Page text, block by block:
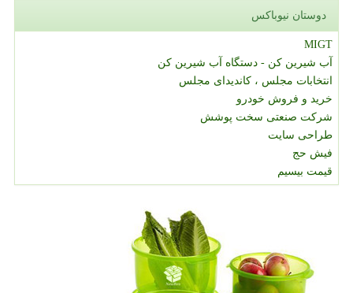
دوستان نیوباکس
MIGT
آب شیرین کن - دستگاه آب شیرین کن
انتخابات مجلس ، کاندیدای مجلس
خرید و فروش خودرو
شرکت صنعتی سخت پوشش
طراحی سایت
فیش حج
قیمت بیسیم